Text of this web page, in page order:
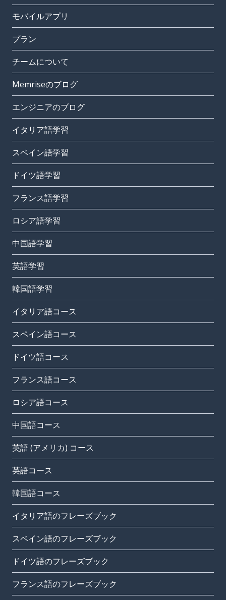
モバイルアプリ
プラン
チームについて
Memriseのブログ
エンジニアのブログ
イタリア語学習
スペイン語学習
ドイツ語学習
フランス語学習
ロシア語学習
中国語学習
英語学習
韓国語学習
イタリア語コース
スペイン語コース
ドイツ語コース
フランス語コース
ロシア語コース
中国語コース
英語 (アメリカ) コース
英語コース
韓国語コース
イタリア語のフレーズブック
スペイン語のフレーズブック
ドイツ語のフレーズブック
フランス語のフレーズブック